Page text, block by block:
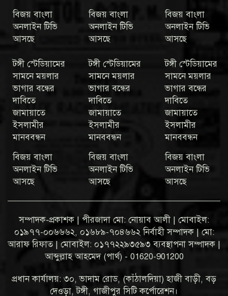
বিজয় বাংলা
অনলাইন টিভি
আসছে
বিজয় বাংলা
অনলাইন টিভি
আসছে
বিজয় বাংলা
অনলাইন টিভি
আসছে
টঙ্গী স্টেডিয়ামের
সামনে ময়লার
ভাগার বন্ধের
দাবিতে
জামায়াতে
ইসলামীর
মানববন্ধন
বিজয় বাংলা
অনলাইন টিভি
আসছে
টঙ্গী স্টেডিয়ামের
সামনে ময়লার
ভাগার বন্ধের
দাবিতে
জামায়াতে
ইসলামীর
মানববন্ধন
বিজয় বাংলা
অনলাইন টিভি
আসছে
টঙ্গী স্টেডিয়ামের
সামনে ময়লার
ভাগার বন্ধের
দাবিতে
জামায়াতে
ইসলামীর
মানববন্ধন
বিজয় বাংলা
অনলাইন টিভি
আসছে
সম্পাদক-প্রকাশক | পীরজাদা মো: নোয়াব আলী | মোবাইল:
০১৯৭৭-০০৬৬৬২, ০১৬৮৯-৭০৪৬৬২ নির্বাহী সম্পাদক | মো:
আরাফ রিফাত | মোবাইল: ০১৭৭২২৯৩৫৯৩ ব্যবস্থাপনা সম্পাদক |
আব্দুল্লাহ আহমেদ (পার্থ) - 01620-901200
প্রধান কার্যালয়: ৩০, ভাদাম রোড, (কাঁঠালদিয়া) হাজী বাড়ী, বড়
দেওড়া, টঙ্গী, গাজীপুর সিটি কর্পোরেশন।